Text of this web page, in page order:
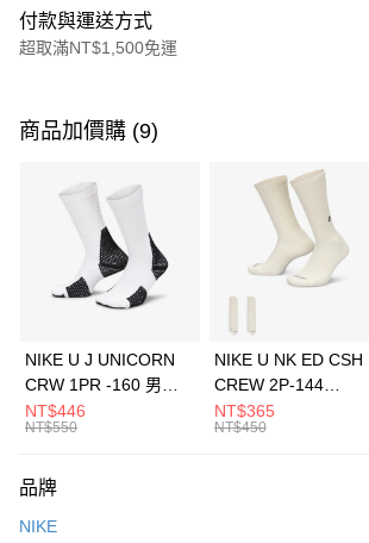
付款與運送方式
超取滿NT$1,500免運
信用卡一次付款
3 期 0 利率 每期
合作金庫商業銀行
第一商業銀行
華南商業銀行
彰化商業銀行
上海商業儲蓄銀行
元大商業銀行
台灣樂天信用卡公司
Apple Pay
全盈+PAY
AFTEE先享後付
【關於「AFTEE先享後付」】
便利好安心！
運送方式
商品加價購 (9)
NIKE U J UNICORN
CRW 1PR -160 男女
中統襪 FZ3393100
NT$446
NT$550
NIKE U NK ED CSH
CREW 2P-144
EMBRDY 男女 短統襪
FZ3073133
NT$365
NT$450
品牌
NIKE